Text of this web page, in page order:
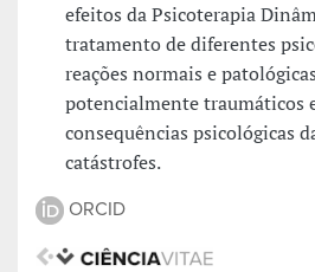
efeitos da Psicoterapia
tratamento de diferentes
reações normais e
potencialmente traumáticos
consequências psicológicas
catástrofes.
ORCID